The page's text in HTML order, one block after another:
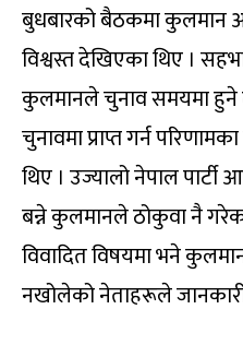
बुधबारको बैठकमा कुलमान
विश्वस्त देखिएका थिए ।
कुलमानले चुनाव समयमा
चुनावमा प्राप्त गर्न
थिए । उज्यालो नेपाल पार्टी
बन्ने कुलमानले ठोकुवा नै
विवादित विषयमा भने
नखोलेको नेताहरूले